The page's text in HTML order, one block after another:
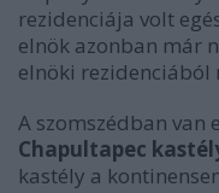
rezidenciája volt
elnök azonban már
elnöki rezidenciából
A szomszédban van
Chapultapec
kastély a